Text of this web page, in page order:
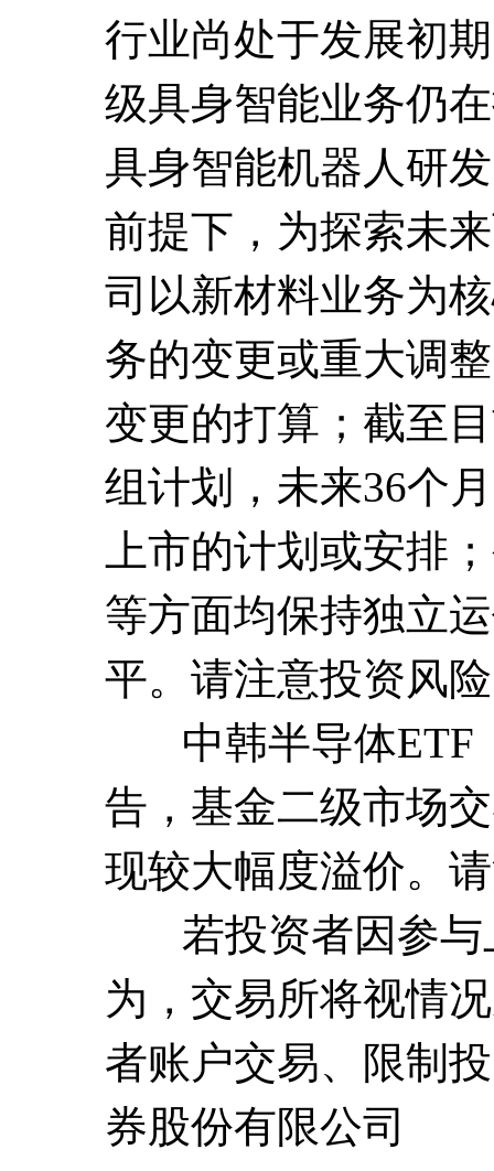
行业尚处于发展初
级具身智能业务仍
具身智能机器人研
前提下，为探索未
司以新材料业务为
务的变更或重大调
变更的打算；截至
组计划，未来36个
上市的计划或安排
等方面均保持独立
平。请注意投资风
中韩半导体ETF
告，基金二级市场
现较大幅度溢价。
若投资者因参与
为，交易所将视情
者账户交易、限制
券股份有限公司